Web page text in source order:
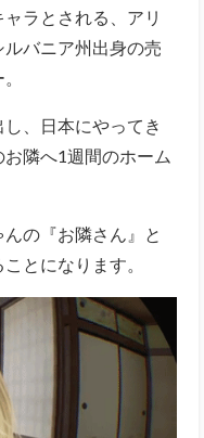
ラとされる、アリ
バニア州出身の売
、日本にやってき
隣へ1週間のホーム
の『お隣さん』と
とになります。